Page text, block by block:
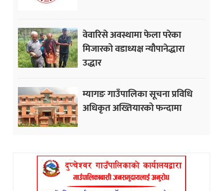
वेवारिसे अवस्थामा फेला परेका
मिजारको वडाध्यक्ष न्यौपानेद्धारा
उद्धार
म्यागङ गाउँपालिका सूचना प्रविधि
अधिकृत अख्तियारको फन्दामा